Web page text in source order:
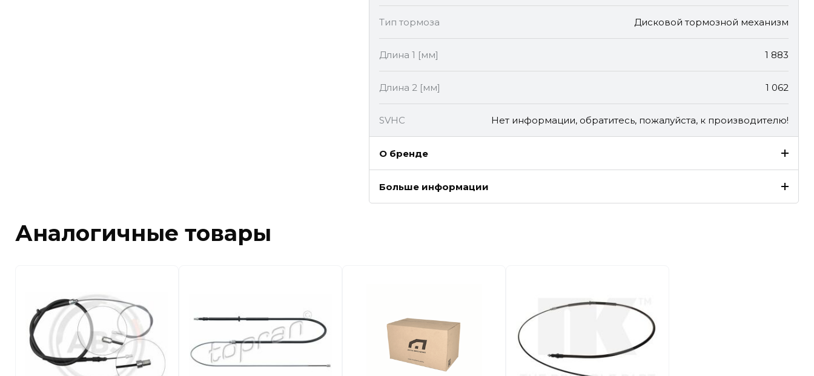
Тип тормоза Дисковой тормозной механизм
Длина 1 [мм] 1 883
Длина 2 [мм] 1 062
SVHC Нет информации, обратитесь, пожалуйста, к производителю!
О бренде
Больше информации
Аналогичные товары